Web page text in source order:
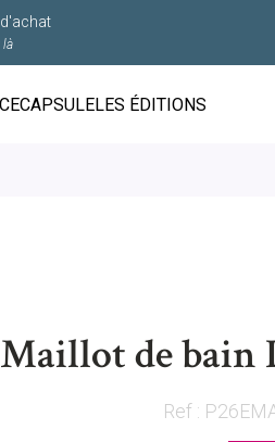
là
CAPSULELES ÉDITIONS
Maillot de bain
Ref :